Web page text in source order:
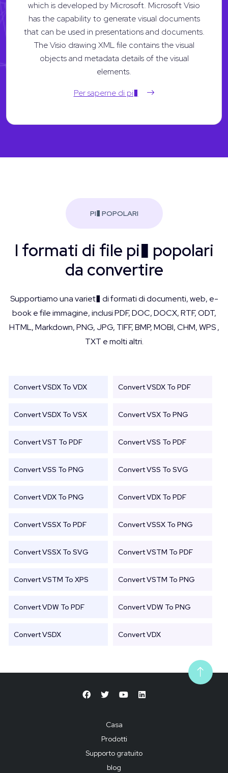
which is developed by Microsoft. Microsoft Visio
has the capability to generate visual documents
that can be used in presentations and documents.
The Visio drawing XML file contains the visual
objects and metadata details of the visual
elements.
Per saperne di pi�
PI� POPOLARI
I formati di file pi� popolari
da convertire
Supportiamo una variet� di formati di documenti, web, e-
book e file immagine, inclusi PDF, DOC, DOCX, RTF, ODT,
HTML, Markdown, PNG, JPG, TIFF, BMP, MOBI, CHM, WPS ,
TXT e molti altri.
Convert VSDX To VDX Convert VSDX To PDF
Convert VSDX To VSX Convert VSX To PNG
Convert VST To PDF Convert VSS To PDF
Convert VSS To PNG Convert VSS To SVG
Convert VDX To PNG Convert VDX To PDF
Convert VSSX To PDF Convert VSSX To PNG
Convert VSSX To SVG Convert VSTM To PDF
Convert VSTM To XPS Convert VSTM To PNG
Convert VDW To PDF Convert VDW To PNG
Convert VSDX Convert VDX
Casa
Prodotti
Supporto gratuito
blog